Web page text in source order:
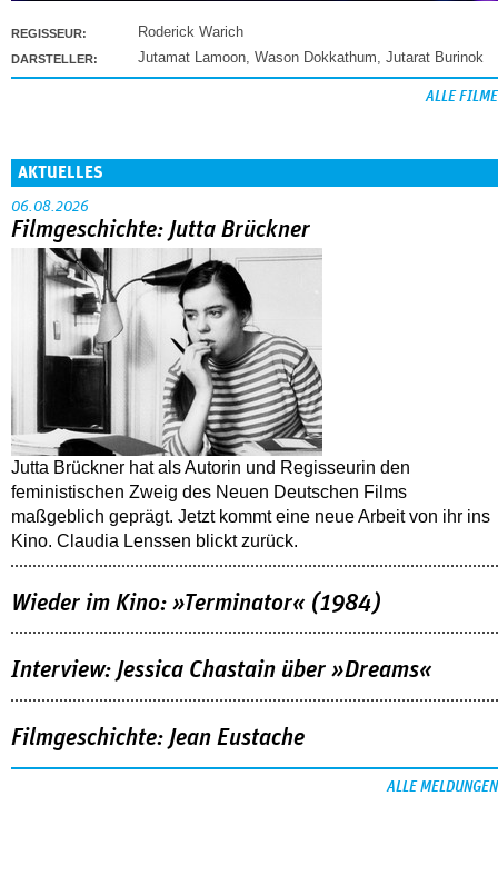
REGISSEUR: Roderick Warich
DARSTELLER: Jutamat Lamoon Wason Dokkathum Jutarat Burinok
ALLE FILME
AKTUELLES
06.08.2026
Filmgeschichte: Jutta Brückner
Jutta Brückner hat als Autorin und Regisseurin den
feministischen Zweig des Neuen Deutschen Films
maßgeblich geprägt. Jetzt kommt eine neue Arbeit von ihr ins
Kino. Claudia Lenssen blickt zurück.
Wieder im Kino: »Terminator« (1984)
Interview: Jessica Chastain über »Dreams«
Filmgeschichte: Jean Eustache
ALLE MELDUNGEN